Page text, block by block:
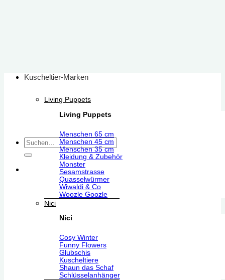
Suchen
nach:
Kuscheltier-Marken
Living Puppets
Living Puppets
Menschen 65 cm
Menschen 45 cm
Menschen 35 cm
Kleidung & Zubehör
Monster
Sesamstrasse
Quasselwürmer
Wiwaldi & Co
Woozle Goozle
Nici
Nici
Cosy Winter
Funny Flowers
Glubschis
Kuscheltiere
Shaun das Schaf
Schlüsselanhänger